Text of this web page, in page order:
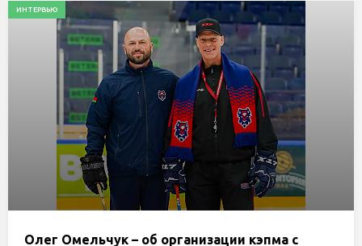
ИНТЕРВЬЮ
Олег Омельчук – об организации кэпма с